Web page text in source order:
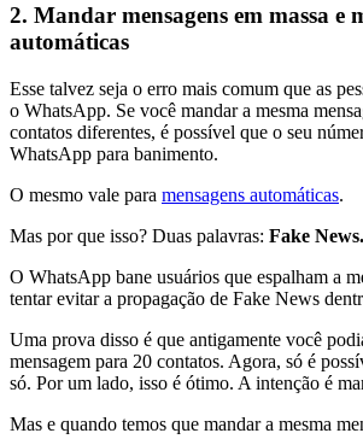
2. Mandar mensagens em massa e
automáticas
Esse talvez seja o erro mais comum que as
o WhatsApp. Se você mandar a mesma
contatos diferentes, é possível que o seu
WhatsApp para banimento.
O mesmo vale para mensagens automáticas.
Mas por que isso? Duas palavras: Fake News.
O WhatsApp bane usuários que espalham a
tentar evitar a propagação de Fake News
Uma prova disso é que antigamente você
mensagem para 20 contatos. Agora, só é
só. Por um lado, isso é ótimo. A intenção é
Mas e quando temos que mandar a mesma